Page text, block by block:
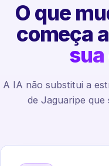
O que
começa
A IA não substitui a
de Jaguaripe que